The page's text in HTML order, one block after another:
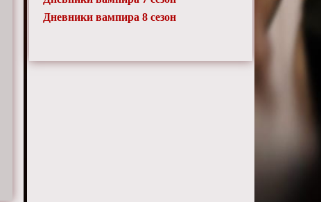
Дневники вампира 8 сезон